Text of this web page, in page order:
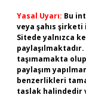
Yasal Uyarı: Bu
veya şahıs
Sitede yalnızca
taşımamakta
paylaşım
benzerlikleri
taslak halindedir